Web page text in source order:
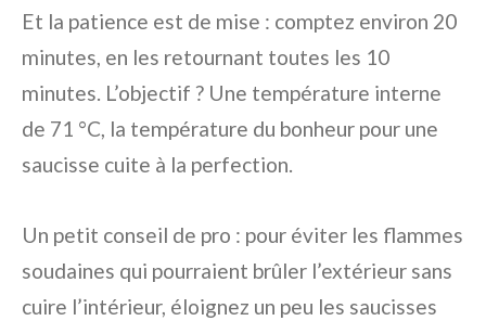
Et la patience est de mise : comptez environ 20
minutes, en les retournant toutes les 10
minutes. L’objectif ? Une température interne
de 71 °C, la température du bonheur pour une
saucisse cuite à la perfection.
Un petit conseil de pro : pour éviter les flammes
soudaines qui pourraient brûler l’extérieur sans
cuire l’intérieur, éloignez un peu les saucisses